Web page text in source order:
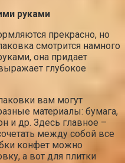
руками
прекрасно, но
смотрится намного
она придает
глубокое
вам могут
материалы: бумага,
и др. Здесь главное –
между собой все
конфет можно
а вот для плитки